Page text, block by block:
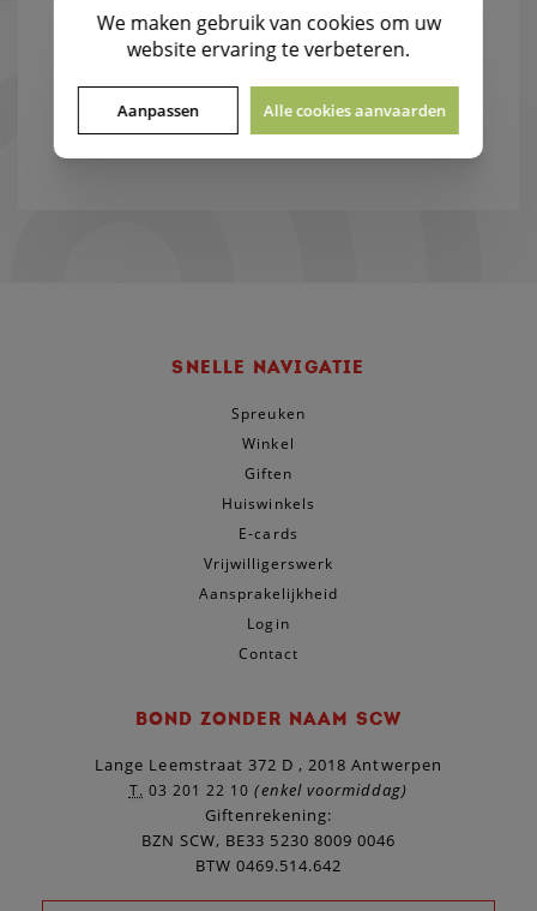
LEES MEER
SNELLE NAVIGATIE
Spreuken
Winkel
Giften
Huiswinkels
E-cards
Vrijwilligerswerk
Aansprakelijkheid
Login
Contact
BOND ZONDER NAAM SCW
Lange Leemstraat 372 D , 2018 Antwerpen
T. 03 201 22 10 (enkel voormiddag)
Giftenrekening:
BZN SCW, BE33 5230 8009 0046
BTW 0469.514.642
We maken gebruik van cookies om uw
website ervaring te verbeteren.
Aanpassen Alle cookies aanvaarden